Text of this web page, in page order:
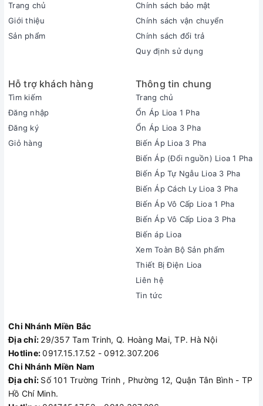
Trang chủ
Giới thiệu
Sản phẩm
Chính sách bảo mật
Chính sách vận chuyển
Chính sách đổi trả
Quy định sử dụng
Hỗ trợ khách hàng
Tìm kiếm
Đăng nhập
Đăng ký
Giỏ hàng
Thông tin chung
Trang chủ
Ổn Áp Lioa 1 Pha
Ổn Áp Lioa 3 Pha
Biến Áp Lioa 3 Pha
Biến Áp (Đổi nguồn) Lioa 1 Pha
Biến Áp Tự Ngẫu Lioa 3 Pha
Biến Áp Cách Ly Lioa 3 Pha
Biến Áp Vô Cấp Lioa 1 Pha
Biến Áp Vô Cấp Lioa 3 Pha
Biến áp Lioa
Xem Toàn Bộ Sản phẩm
Thiết Bị Điện Lioa
Liên hệ
Tin tức
Chi Nhánh Miền Bắc
Địa chỉ: 29/357 Tam Trinh, Q. Hoàng Mai, TP. Hà Nội
Hotline:0917.15.17.52 - 0912.307.206
Chi Nhánh Miền Nam
Địa chỉ: Số 101 Trường Trinh , Phường 12, Quận Tân Bình - TP
Hồ Chí Minh.